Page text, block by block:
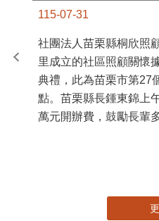
115-07-31
社團法人苗栗縣桐欣照
里成立的社區照顧關懷
典禮，此為苗栗市第27
點。苗栗縣長鍾東錦上
萬元開辦費，鼓勵長輩